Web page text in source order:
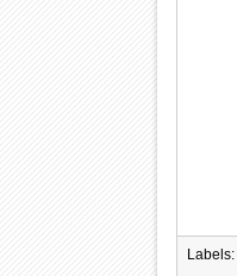
Labels: